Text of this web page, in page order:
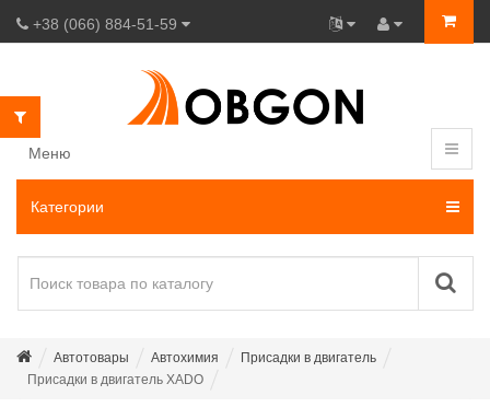
+38 (066) 884-51-59
Меню
Категории
Автотовары Автохимия
Присадки в двигатель
Присадки в двигатель XADO